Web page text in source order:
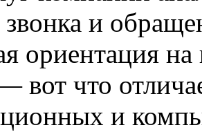
и
ориентация
вот что
и